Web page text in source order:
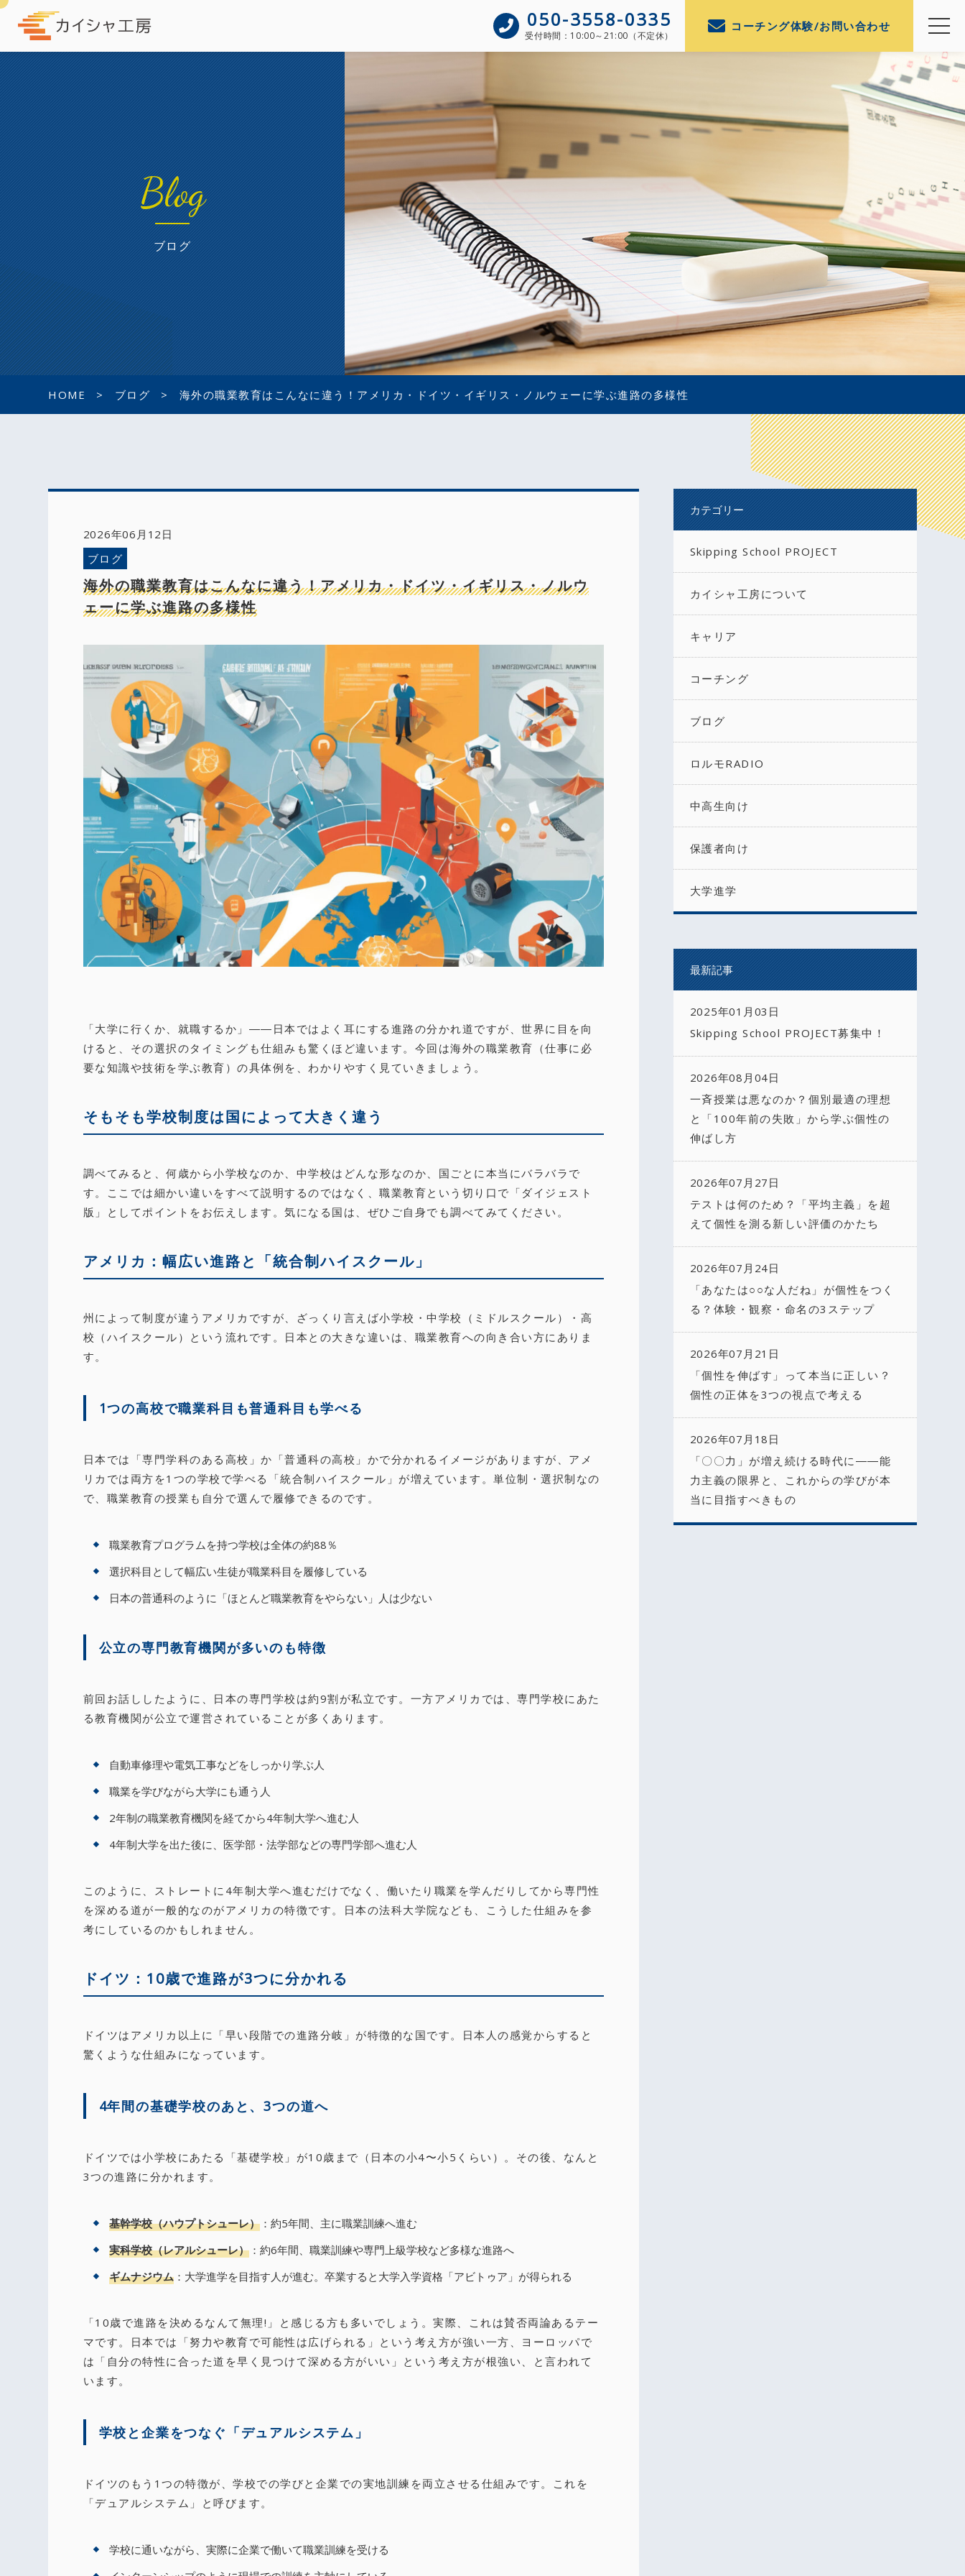
050-3558-0335
受付時間： 10:00～21:00（不定休）
コーチング体験/お問い合わせ
Blog
ブログ
HOME ブログ 海外の職業教育はこんなに違う！アメリカ・ドイツ・イギリス・ノルウェーに学ぶ進路の多様性
2026年06月12日
ブログ
海外の職業教育はこんなに違う！アメリカ・ドイツ・イギリス・ノルウ
ェーに学ぶ進路の多様性
「大学に行くか、就職するか」――日本ではよく耳にする進路の分かれ道ですが、世界に目を向
けると、その選択のタイミングも仕組みも驚くほど違います。今回は海外の職業教育（仕事に必
要な知識や技術を学ぶ教育）の具体例を、わかりやすく見ていきましょう。
そもそも学校制度は国によって大きく違う
調べてみると、何歳から小学校なのか、中学校はどんな形なのか、国ごとに本当にバラバラで
す。ここでは細かい違いをすべて説明するのではなく、職業教育という切り口で「ダイジェスト
版」としてポイントをお伝えします。気になる国は、ぜひご自身でも調べてみてください。
アメリカ：幅広い進路と「統合制ハイスクール」
州によって制度が違うアメリカですが、ざっくり言えば小学校・中学校（ミドルスクール）・高
校（ハイスクール）という流れです。日本との大きな違いは、職業教育への向き合い方にありま
す。
1つの高校で職業科目も普通科目も学べる
日本では「専門学科のある高校」か「普通科の高校」かで分かれるイメージがありますが、アメ
リカでは両方を1つの学校で学べる「統合制ハイスクール」が増えています。単位制・選択制なの
で、職業教育の授業も自分で選んで履修できるのです。
職業教育プログラムを持つ学校は全体の約88％
選択科目として幅広い生徒が職業科目を履修している
日本の普通科のように「ほとんど職業教育をやらない」人は少ない
公立の専門教育機関が多いのも特徴
前回お話ししたように、日本の専門学校は約9割が私立です。一方アメリカでは、専門学校にあた
る教育機関が公立で運営されていることが多くあります。
自動車修理や電気工事などをしっかり学ぶ人
職業を学びながら大学にも通う人
2年制の職業教育機関を経てから4年制大学へ進む人
4年制大学を出た後に、医学部・法学部などの専門学部へ進む人
このように、ストレートに4年制大学へ進むだけでなく、働いたり職業を学んだりしてから専門性
を深める道が一般的なのがアメリカの特徴です。日本の法科大学院なども、こうした仕組みを参
考にしているのかもしれません。
ドイツ：10歳で進路が3つに分かれる
ドイツはアメリカ以上に「早い段階での進路分岐」が特徴的な国です。日本人の感覚からすると
驚くような仕組みになっています。
4年間の基礎学校のあと、3つの道へ
ドイツでは小学校にあたる「基礎学校」が10歳まで（日本の小4〜小5くらい）。その後、なんと
3つの進路に分かれます。
基幹学校（ハウプトシューレ）：約5年間、主に職業訓練へ進む
実科学校（レアルシューレ）：約6年間、職業訓練や専門上級学校など多様な進路へ
ギムナジウム：大学進学を目指す人が進む。卒業すると大学入学資格「アビトゥア」が得られる
「10歳で進路を決めるなんて無理!」と感じる方も多いでしょう。実際、これは賛否両論あるテー
マです。日本では「努力や教育で可能性は広げられる」という考え方が強い一方、ヨーロッパで
は「自分の特性に合った道を早く見つけて深める方がいい」という考え方が根強い、と言われて
います。
学校と企業をつなぐ「デュアルシステム」
ドイツのもう1つの特徴が、学校での学びと企業での実地訓練を両立させる仕組みです。これを
「デュアルシステム」と呼びます。
学校に通いながら、実際に企業で働いて職業訓練を受ける
カテゴリー
Skipping School PROJECT
カイシャ工房について
キャリア
コーチング
ブログ
ロルモRADIO
中高生向け
保護者向け
大学進学
最新記事
2025年01月03日
Skipping School PROJECT募集中！
2026年08月04日
一斉授業は悪なのか？個別最適の理想
と「100年前の失敗」から学ぶ個性の
伸ばし方
2026年07月27日
テストは何のため？「平均主義」を超
えて個性を測る新しい評価のかたち
2026年07月24日
「あなたは○○な人だね」が個性をつく
る？体験・観察・命名の3ステップ
2026年07月21日
「個性を伸ばす」って本当に正しい？
個性の正体を3つの視点で考える
2026年07月18日
「〇〇力」が増え続ける時代に――能
力主義の限界と、これからの学びが本
当に目指すべきもの